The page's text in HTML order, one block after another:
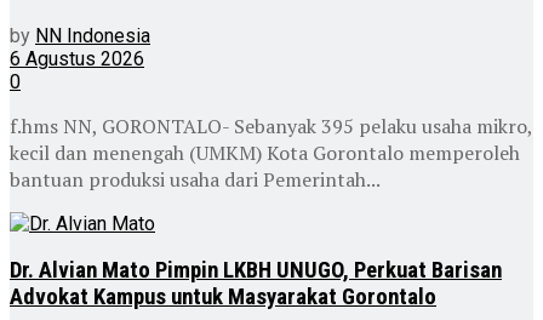
by NN Indonesia
6 Agustus 2026
0
f.hms NN, GORONTALO- Sebanyak 395 pelaku usaha mikro,
kecil dan menengah (UMKM) Kota Gorontalo memperoleh
bantuan produksi usaha dari Pemerintah...
Dr. Alvian Mato Pimpin LKBH UNUGO, Perkuat Barisan
Advokat Kampus untuk Masyarakat Gorontalo